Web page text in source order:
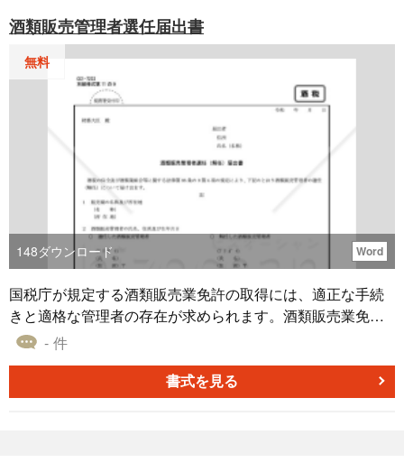
ps://www.nta.go.jp）
酒類販売管理者選任届出書
無料
148ダウンロード Word
国税庁が規定する酒類販売業免許の取得には、適正な手続
きと適格な管理者の存在が求められます。酒類販売業免許
申請書と同時に提出が必要となる「酒類販売管理者選任届
ます。酒税の確実な徴収と消費者への適切なサービス提供
を保証するため、業務を適切に管理する者が選任されてい
- 件
書式を見る